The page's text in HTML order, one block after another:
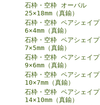
石枠・空枠 オーバル
25×18mm（真鍮）
石枠・空枠 ペアシェイプ
6×4mm（真鍮）
石枠・空枠 ペアシェイプ
7×5mm（真鍮）
石枠・空枠 ペアシェイプ
9×6mm（真鍮）
石枠・空枠 ペアシェイプ
10×7mm（真鍮）
石枠・空枠 ペアシェイプ
14×10mm（真鍮）